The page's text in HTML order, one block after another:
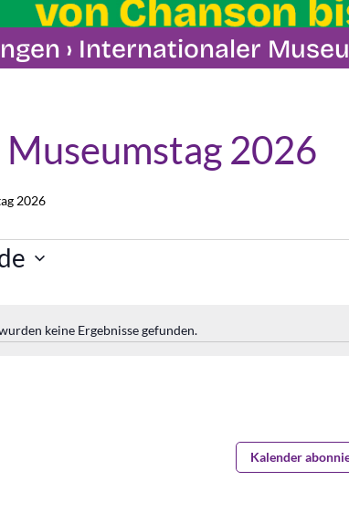
› Internationaler
2026
2026
Hinweis
keine Ergebnisse gefunden.
Kalender